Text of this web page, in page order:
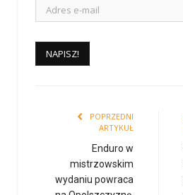
POPRZEDNI
ARTYKUŁ
Enduro w
mistrzowskim
wydaniu powraca